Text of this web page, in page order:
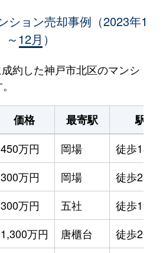
ション売却事例（2023年1
～12月）
約した神戸市北区のマンシ
価格 最寄駅
駅徒
450万円 岡場
徒歩18分
300万円 岡場
徒歩25分
300万円 五社
徒歩19分
1,300万円 唐櫃台
徒歩2分